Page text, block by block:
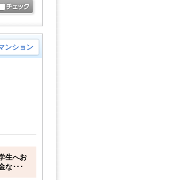
ンション
生へお
な･･･